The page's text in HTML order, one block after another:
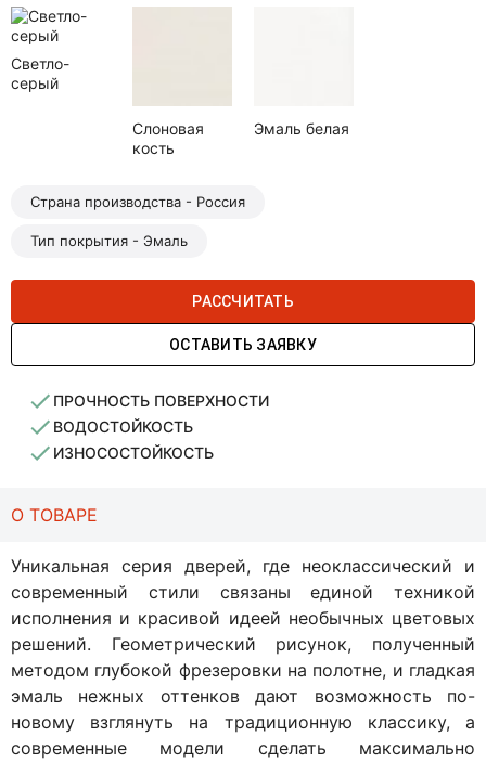
Светло-
серый
Слоновая
кость
Эмаль белая
Страна производства - Россия
Тип покрытия - Эмаль
РАССЧИТАТЬ
ОСТАВИТЬ ЗАЯВКУ
ПРОЧНОСТЬ ПОВЕРХНОСТИ
ВОДОСТОЙКОСТЬ
ИЗНОСОСТОЙКОСТЬ
О ТОВАРЕ
Уникальная серия дверей, где неоклассический и
современный стили связаны единой техникой
исполнения и красивой идеей необычных цветовых
решений. Геометрический рисунок, полученный
методом глубокой фрезеровки на полотне, и гладкая
эмаль нежных оттенков дают возможность по-
новому взглянуть на традиционную классику, а
современные модели сделать максимально